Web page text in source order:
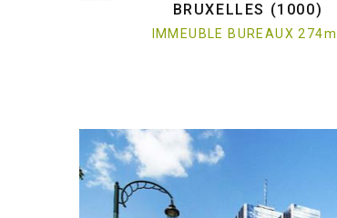
BRUXELLES (1000)
IMMEUBLE BUREAUX 274m